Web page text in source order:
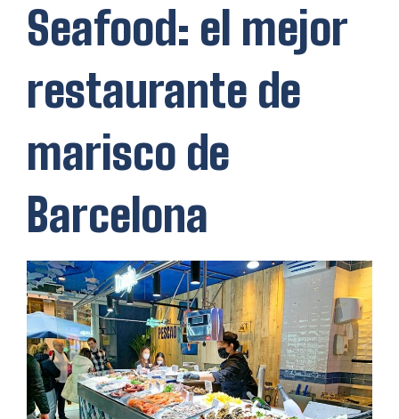
Seafood: el mejor
restaurante de
marisco de
Barcelona